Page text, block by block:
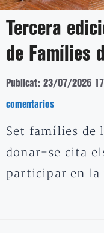
Tercera
de Famílies
Publicat: 23/07/2026
comentarios
Set famílies de
donar-se cita
participar en la